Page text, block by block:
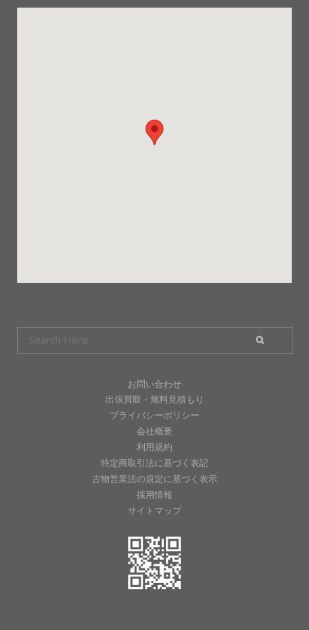
お問い合わせ
出張買取・無料見積もり
プライバシーポリシー
会社概要
利用規約
特定商取引法に基づく表記
古物営業法の規定に基づく表示
採用情報
サイトマップ